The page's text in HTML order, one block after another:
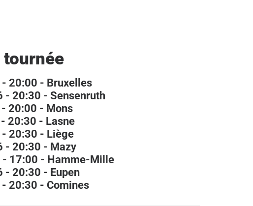
tournée
20:00 - Bruxelles
- 20:30 - Sensenruth
20:00 - Mons
20:30 - Lasne
20:30 - Liège
- 20:30 - Mazy
- 17:00 - Hamme-Mille
- 20:30 - Eupen
20:30 - Comines